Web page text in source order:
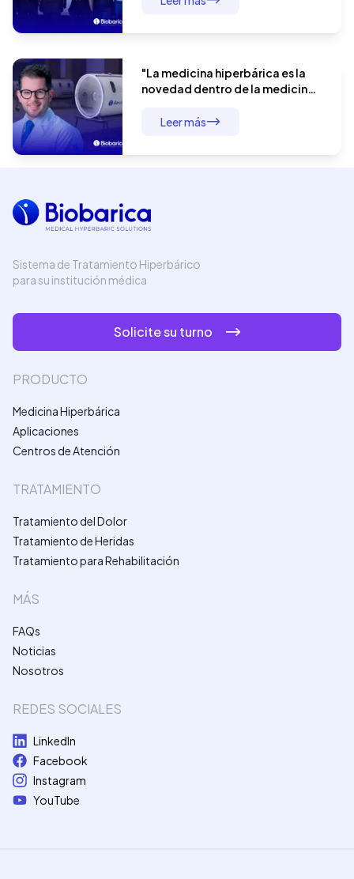
"La medicina hiperbárica es la
novedad dentro de la medicina
manejo integral del paciente
Leer más
Sistema de Tratamiento Hiperbárico
para su institución médica
Solicite su turno
PRODUCTO
Medicina Hiperbárica
Aplicaciones
Centros de Atención
TRATAMIENTO
Tratamiento del Dolor
Tratamiento de Heridas
Tratamiento para Rehabilitación
MÁS
FAQs
Noticias
Nosotros
REDES SOCIALES
LinkedIn
Facebook
Instagram
YouTube